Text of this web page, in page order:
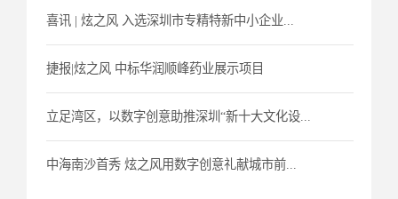
喜讯 | 炫之风 入选深圳市专精特新中小企业...
捷报|炫之风 中标华润顺峰药业展示项目
立足湾区，以数字创意助推深圳“新十大文化设...
中海南沙首秀 炫之风用数字创意礼献城市前...